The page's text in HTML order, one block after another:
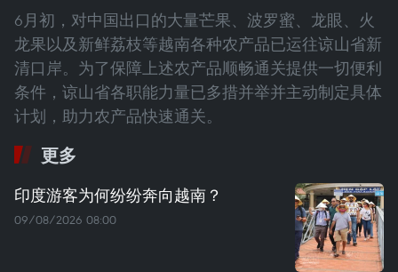
6月初，对中国出口的大量芒果、波罗蜜、龙眼、火
龙果以及新鲜荔枝等越南各种农产品已运往谅山省新
清口岸。为了保障上述农产品顺畅通关提供一切便利
条件，谅山省各职能力量已多措并举并主动制定具体
计划，助力农产品快速通关。
更多
印度游客为何纷纷奔向越南？
09/08/2026 08:00